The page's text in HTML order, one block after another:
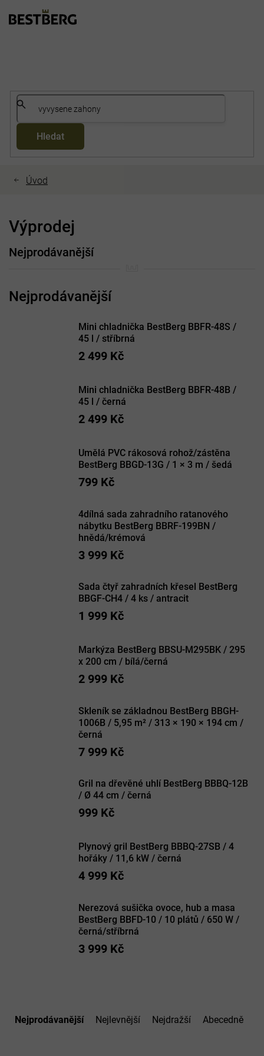
Hledat
Výprodej
Nejprodávanější
Mini chladnička BestBerg BBFR-48S /
45 l / stříbrná
2 499 Kč
Mini chladnička BestBerg BBFR-48B /
45 l / černá
2 499 Kč
Umělá PVC rákosová rohož/zástěna
BestBerg BBGD-13G / 1 × 3 m / šedá
799 Kč
4dílná sada zahradního ratanového
nábytku BestBerg BBRF-199BN /
hnědá/krémová
3 999 Kč
Sada čtyř zahradních křesel BestBerg
BBGF-CH4 / 4 ks / antracit
1 999 Kč
Markýza BestBerg BBSU-M295BK / 295
x 200 cm / bílá/černá
2 999 Kč
Skleník se základnou BestBerg BBGH-
1006B / 5,95 m² / 313 × 190 × 194 cm /
černá
7 999 Kč
Gril na dřevěné uhlí BestBerg BBBQ-12B
/ Ø 44 cm / černá
999 Kč
Plynový gril BestBerg BBBQ-27SB / 4
hořáky / 11,6 kW / černá
4 999 Kč
Nerezová sušička ovoce, hub a masa
BestBerg BBFD-10 / 10 plátů / 650 W /
černá/stříbrná
3 999 Kč
Nejprodávanější Nejlevnější Nejdražší Abecedně